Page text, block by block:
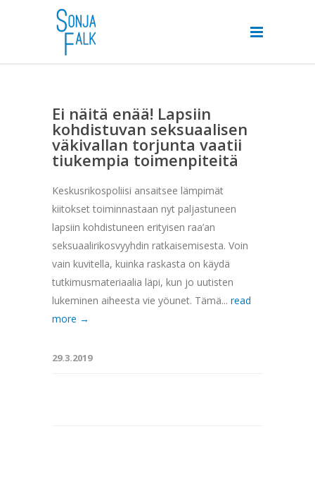
Ei näitä enää! Lapsiin
kohdistuvan seksuaalisen
väkivallan torjunta vaatii
tiukempia toimenpiteitä
Keskusrikospoliisi ansaitsee lämpimät
kiitokset toiminnastaan nyt paljastuneen
lapsiin kohdistuneen erityisen raa’an
seksuaalirikosvyyhdin ratkaisemisesta. Voin
vain kuvitella, kuinka raskasta on käydä
tutkimusmateriaalia läpi, kun jo uutisten
lukeminen aiheesta vie yöunet. Tämä... read
more →
29.3.2019